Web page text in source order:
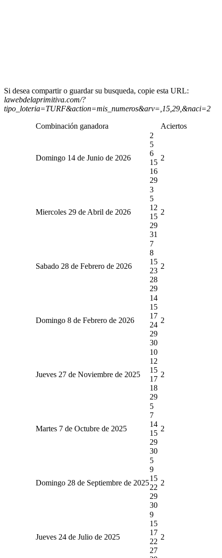
Si desea compartir o guardar su busqueda, copie esta URL:
lawebdelaprimitiva.com/?
tipo_loteria=TURF&action=mis_numeros&arv=,15,29,&naci=2
Combinación ganadora Aciertos
Domingo 14 de Junio de 2026
2
5
6
15
16
29
2
Miercoles 29 de Abril de 2026
3
5
12
15
29
31
2
Sabado 28 de Febrero de 2026
7
8
15
23
28
29
2
Domingo 8 de Febrero de 2026
14
15
17
24
29
30
2
Jueves 27 de Noviembre de 2025
10
12
15
17
18
29
2
Martes 7 de Octubre de 2025
5
7
14
15
29
30
2
Domingo 28 de Septiembre de 2025
5
9
15
22
29
30
2
Jueves 24 de Julio de 2025
9
15
17
22
27
2